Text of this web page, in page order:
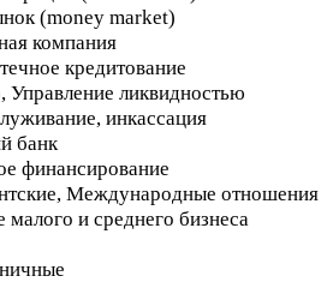
(money market)
компания
кредитование
Управление ликвидностью
инкассация
банк
финансирование
Международные отношения
малого и среднего бизнеса